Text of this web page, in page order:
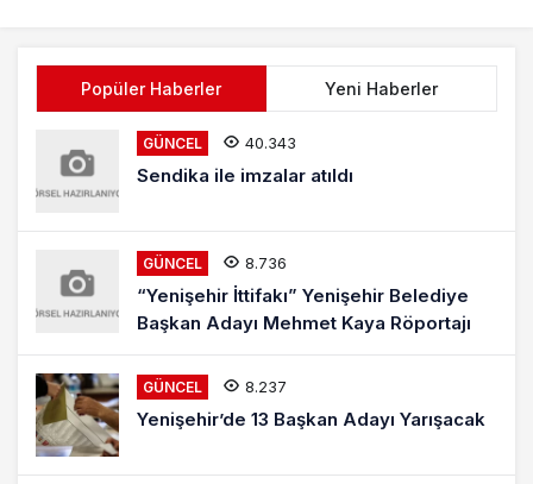
Popüler Haberler Yeni Haberler
GÜNCEL 40.343
Sendika ile imzalar atıldı
GÜNCEL 8.736
“Yenişehir İttifakı” Yenişehir Belediye
Başkan Adayı Mehmet Kaya Röportajı
GÜNCEL 8.237
Yenişehir’de 13 Başkan Adayı Yarışacak